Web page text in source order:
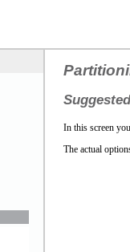
In this screen
The actual